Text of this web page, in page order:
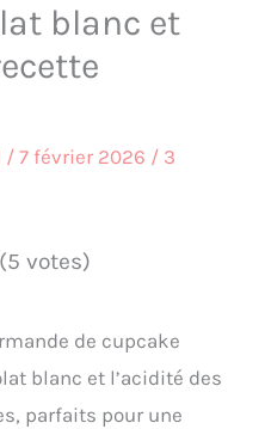
blanc et
/ 7 février 2026 / 3
votes)
de cupcake
blanc et l’acidité des
parfaits pour une